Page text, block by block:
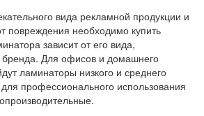
вида рекламной продукции и
повреждения необходимо купить
зависит от его вида,
бренда. Для офисов и домашнего
ламинаторы низкого и среднего
профессионального использования